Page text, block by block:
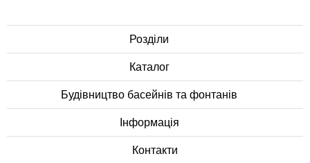
Розділи
Каталог
Будівництво басейнів та фонтанів
Інформація
Контакти